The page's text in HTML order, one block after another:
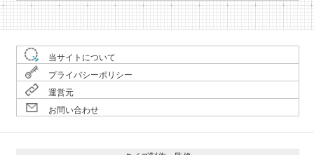
当サイトについて
プライバシーポリシー
運営元
お問い合わせ